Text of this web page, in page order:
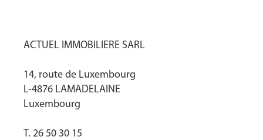
ACTUEL IMMOBILIERE SARL
14, route de Luxembourg
L-4876 LAMADELAINE
Luxembourg
T. 26 50 30 15